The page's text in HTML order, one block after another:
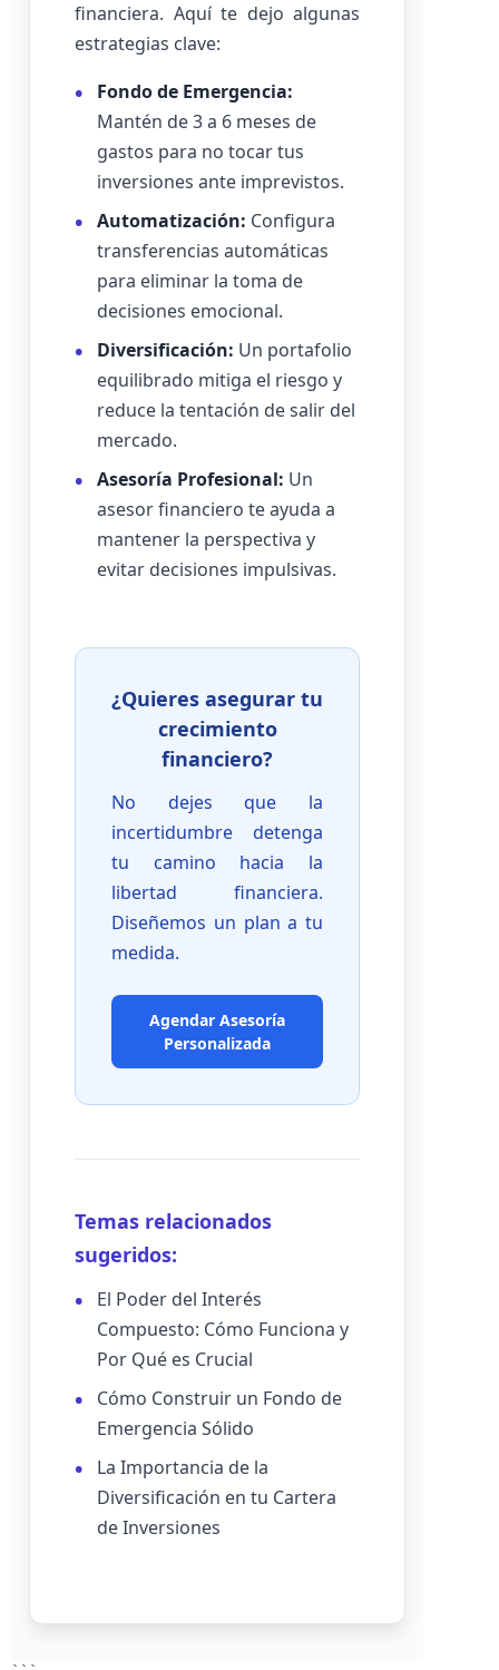
financiera. Aquí te dejo algunas
estrategias clave:
Fondo de Emergencia:
Mantén de 3 a 6 meses de
gastos para no tocar tus
inversiones ante imprevistos.
Automatización: Configura
transferencias automáticas
para eliminar la toma de
decisiones emocional.
Diversificación: Un portafolio
equilibrado mitiga el riesgo y
reduce la tentación de salir del
mercado.
Asesoría Profesional: Un
asesor financiero te ayuda a
mantener la perspectiva y
evitar decisiones impulsivas.
¿Quieres asegurar tu
crecimiento
financiero?
No dejes que la
incertidumbre detenga
tu camino hacia la
libertad financiera.
Diseñemos un plan a tu
medida.
Agendar Asesoría
Personalizada
Temas relacionados
sugeridos:
El Poder del Interés
Compuesto: Cómo Funciona y
Por Qué es Crucial
Cómo Construir un Fondo de
Emergencia Sólido
La Importancia de la
Diversificación en tu Cartera
de Inversiones